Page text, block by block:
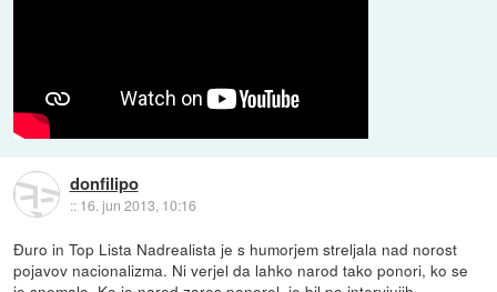
donfilipo
:: 16. jun 2013, 10:16
Đuro in Top Lista Nadrealista je s humorjem streljala nad norost
pojavov nacionalizma. Ni verjel da lahko narod tako ponori, ko se